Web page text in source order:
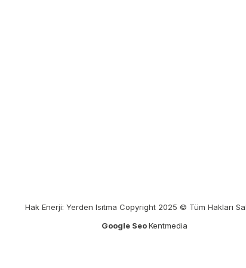
Hak Enerji: Yerden Isıtma Copyright 2025 © Tüm Hakları
Google SeoKentmedia